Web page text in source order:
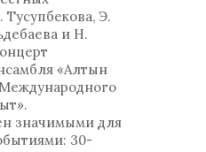
Э.
и Н.
«Алтын
значимыми для
30-